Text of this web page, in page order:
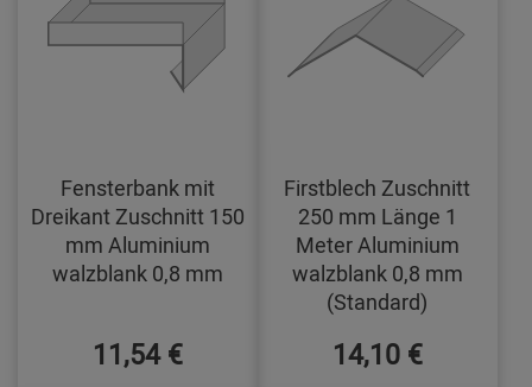
Fensterbank mit
Dreikant Zuschnitt 150
mm Aluminium
walzblank 0,8 mm
11,54 €
Firstblech Zuschnitt
250 mm Länge 1
Meter Aluminium
walzblank 0,8 mm
(Standard)
14,10 €